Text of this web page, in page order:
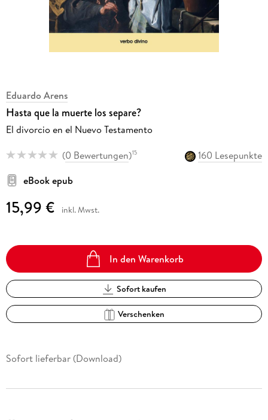
Eduardo Arens
Hasta que la muerte los separe?
El divorcio en el Nuevo Testamento
(0 Bewertungen)15
160 Lesepunkte
eBook epub
15,99 € inkl. Mwst.
In den Warenkorb
Sofort kaufen
Verschenken
Sofort lieferbar (Download)